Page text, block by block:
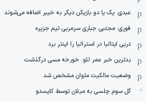
عبدی: یک یا دو بازیکن دیگر به خیبر اضافه می‌شوند
فوری: مجتبی جباری سرمربی تیم جزیره
دربی ایتالیا در استرالیا را اینتر برد
بدترین خبر عمر لئو: خورخه مسی درگذشت
وضعیت مالکیت ملوان مشخص شد
گل سوم چلسی به میلان توسط کایسدو